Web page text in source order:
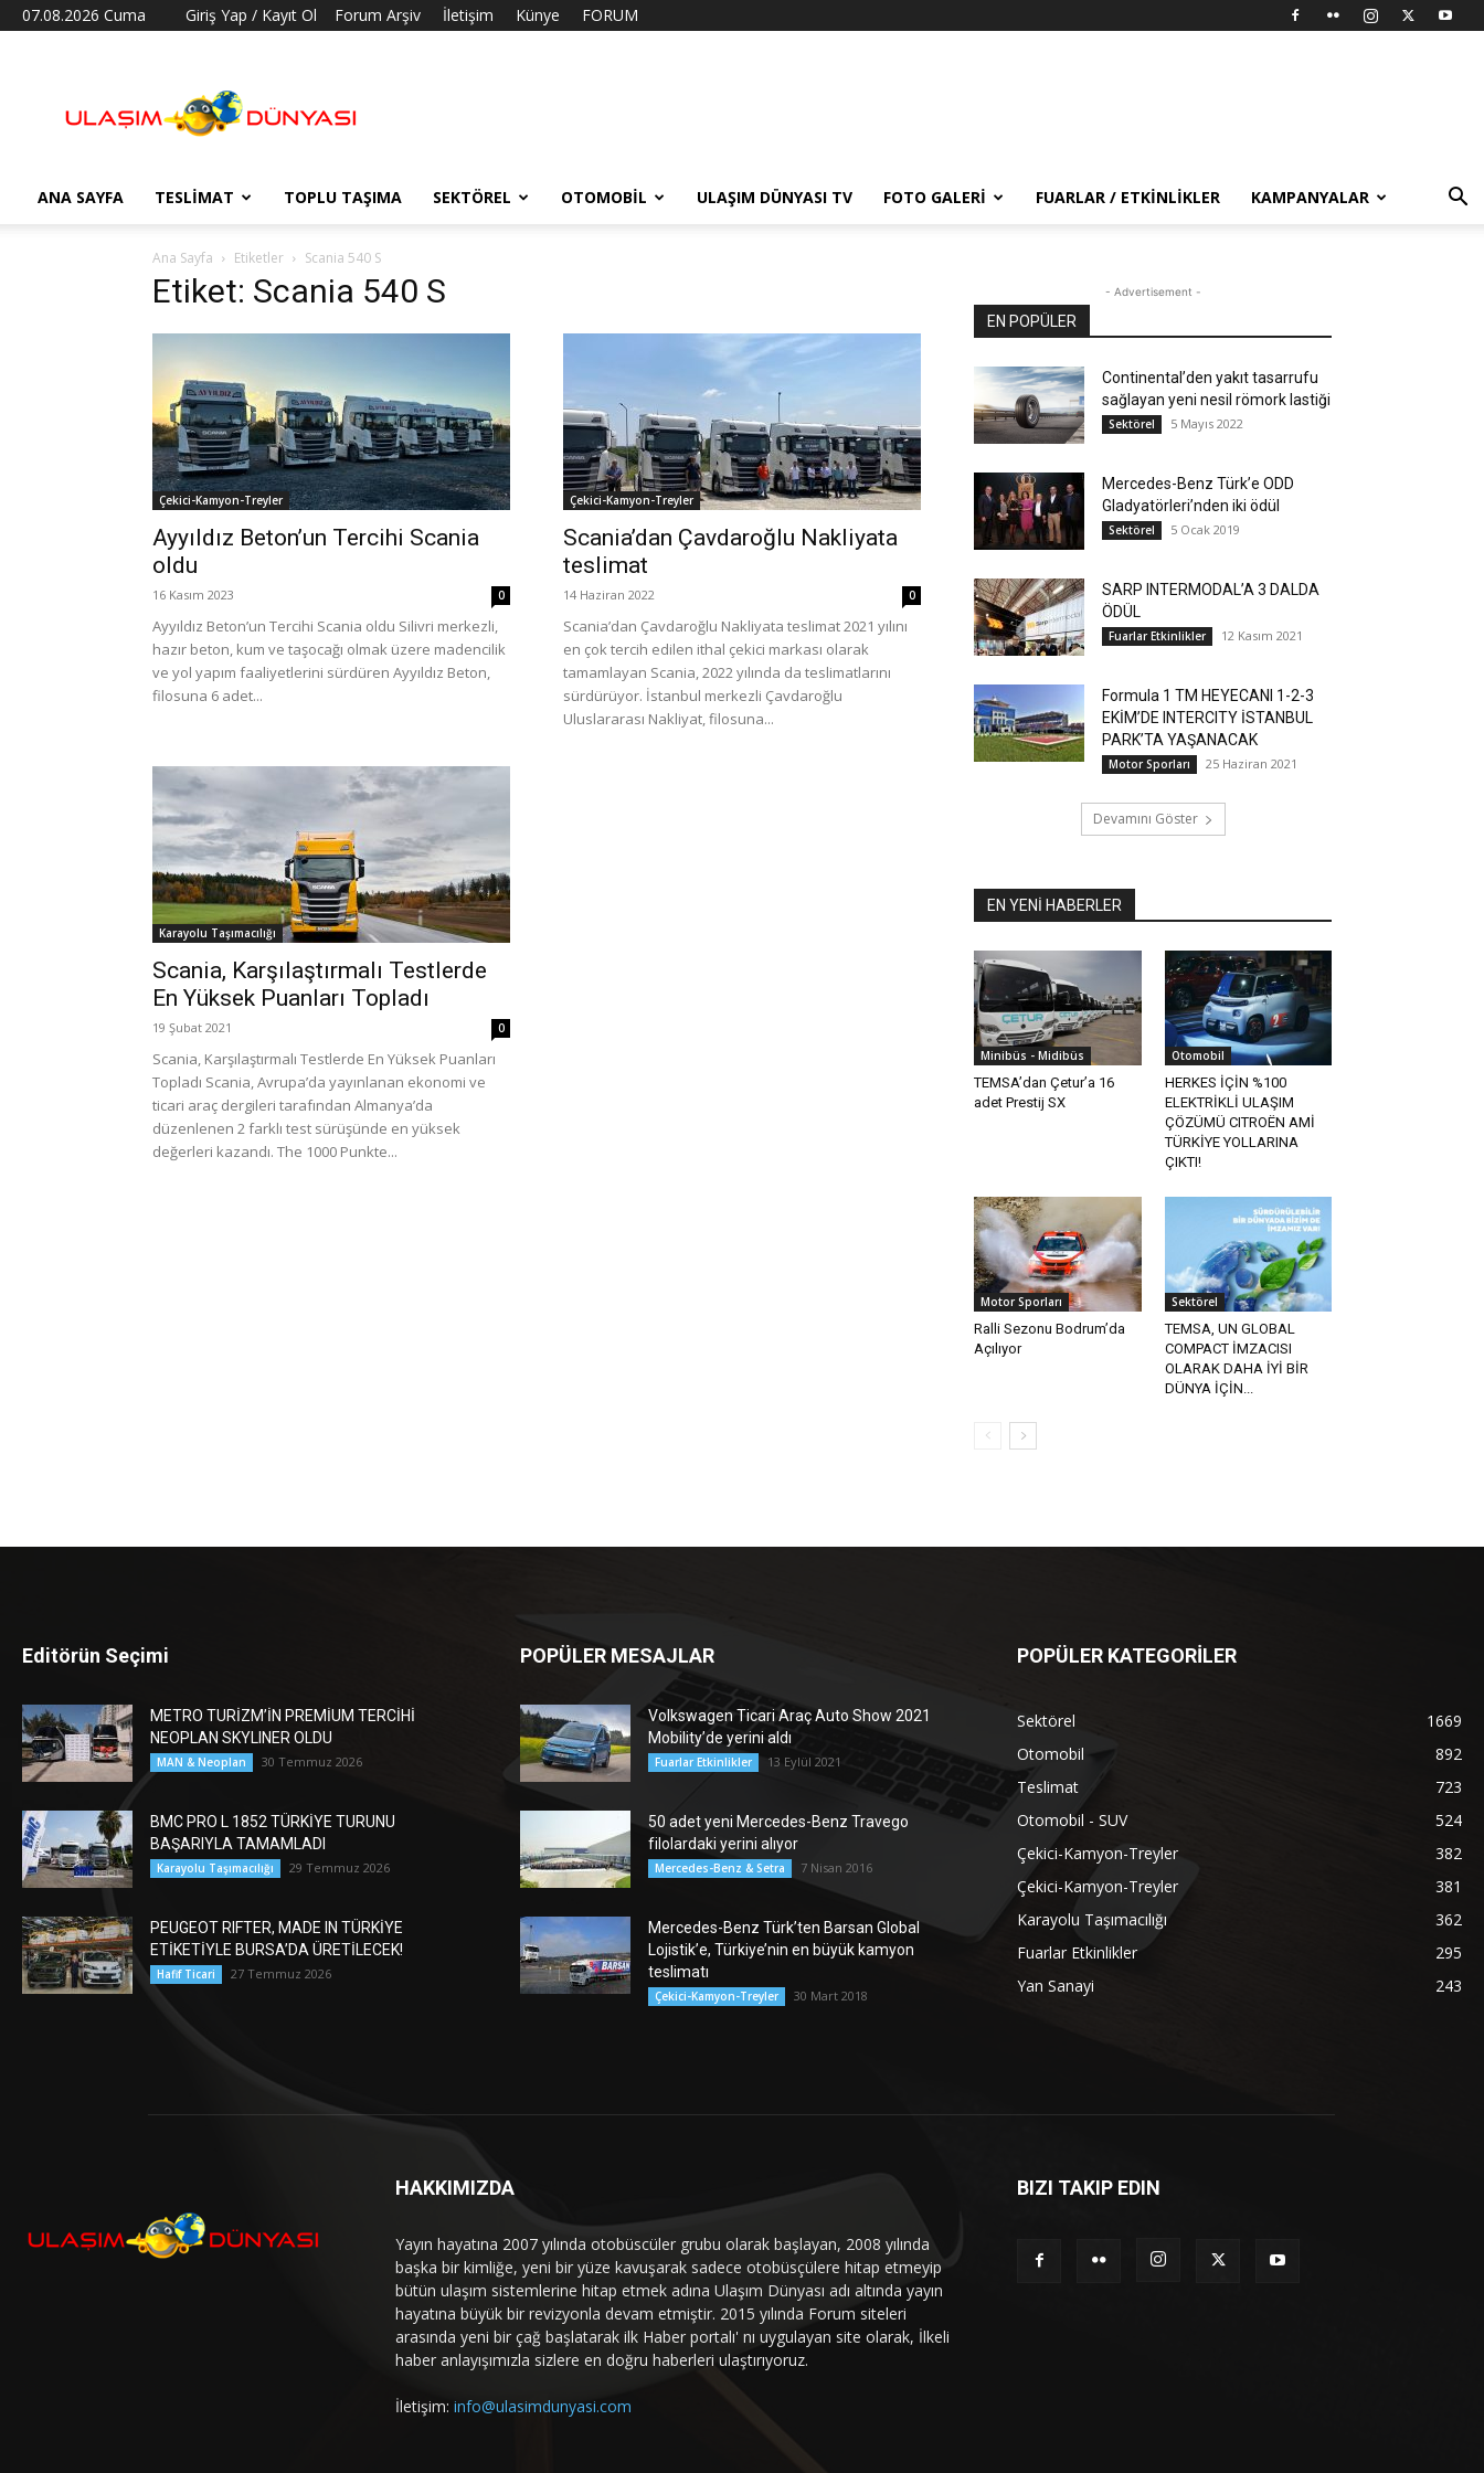
07.08.2026 Cuma Giriş Yap / Kayıt Ol Forum Arşiv İletişim Künye FORUM
Dünyası
ANA SAYFA TESLIMAT TOPLU TAŞIMA SEKTÖREL OTOMOBIL ULAŞIM DÜNYASI TV FOTO GALERI FUARLAR / ETKINLIKLER KAMPANYALAR
Ana Sayfa Etiketler Scania 540 S
Etiket: Scania 540 S
Çekici-Kamyon-Treyler
Ayyıldız Beton’un Tercihi Scania
oldu
16 Kasım 2023 0
Ayyıldız Beton’un Tercihi Scania oldu Silivri merkezli,
hazır beton, kum ve taşocağı olmak üzere madencilik
ve yol yapım faaliyetlerini sürdüren Ayyıldız Beton,
filosuna 6 adet...
Çekici-Kamyon-Treyler
Scania’dan Çavdaroğlu Nakliyata
teslimat
14 Haziran 2022 0
Scania’dan Çavdaroğlu Nakliyata teslimat 2021 yılını
en çok tercih edilen ithal çekici markası olarak
tamamlayan Scania, 2022 yılında da teslimatlarını
sürdürüyor. İstanbul merkezli Çavdaroğlu
Uluslararası Nakliyat, filosuna...
Karayolu Taşımacılığı
Scania, Karşılaştırmalı Testlerde
En Yüksek Puanları Topladı
19 Şubat 2021 0
Scania, Karşılaştırmalı Testlerde En Yüksek Puanları
Topladı Scania, Avrupa’da yayınlanan ekonomi ve
ticari araç dergileri tarafından Almanya’da
düzenlenen 2 farklı test sürüşünde en yüksek
değerleri kazandı. The 1000 Punkte...
- Advertisement -
EN POPÜLER
Continental’den yakıt tasarrufu
sağlayan yeni nesil römork lastiği
Sektörel 5 Mayıs 2022
Mercedes-Benz Türk’e ODD
Gladyatörleri’nden iki ödül
Sektörel 5 Ocak 2019
SARP INTERMODAL’A 3 DALDA
ÖDÜL
Fuarlar Etkinlikler 12 Kasım 2021
Formula 1 TM HEYECANI 1-2-3
EKİM’DE INTERCITY İSTANBUL
PARK’TA YAŞANACAK
Motor Sporları 25 Haziran 2021
Devamını Göster
EN YENİ HABERLER
Minibüs - Midibüs
TEMSA’dan Çetur’a 16
adet Prestij SX
Otomobil
HERKES İÇİN %100
ELEKTRİKLİ ULAŞIM
ÇÖZÜMÜ CITROËN AMİ
TÜRKİYE YOLLARINA
ÇIKTI!
Motor Sporları
Ralli Sezonu Bodrum’da
Açılıyor
Sektörel
TEMSA, UN GLOBAL
COMPACT İMZACISI
OLARAK DAHA İYİ BİR
DÜNYA İÇİN...
Editörün Seçimi
METRO TURİZM’İN PREMİUM TERCİHİ
NEOPLAN SKYLINER OLDU
MAN & Neoplan 30 Temmuz 2026
BMC PRO L 1852 TÜRKİYE TURUNU
BAŞARIYLA TAMAMLADI
Karayolu Taşımacılığı 29 Temmuz 2026
PEUGEOT RIFTER, MADE IN TÜRKİYE
ETİKETİYLE BURSA’DA ÜRETİLECEK!
Hafif Ticari 27 Temmuz 2026
POPÜLER MESAJLAR
Volkswagen Ticari Araç Auto Show 2021
Mobility’de yerini aldı
Fuarlar Etkinlikler 13 Eylül 2021
50 adet yeni Mercedes-Benz Travego
filolardaki yerini alıyor
Mercedes-Benz & Setra 7 Nisan 2016
Mercedes-Benz Türk’ten Barsan Global
Lojistik’e, Türkiye’nin en büyük kamyon
teslimatı
Çekici-Kamyon-Treyler 30 Mart 2018
POPÜLER KATEGORİLER
Sektörel
1669
Otomobil
892
Teslimat
723
Otomobil - SUV
524
Çekici-Kamyon-Treyler
382
Çekici-Kamyon-Treyler
381
Karayolu Taşımacılığı
362
Fuarlar Etkinlikler
295
Yan Sanayi
243
HAKKIMIZDA
Yayın hayatına 2007 yılında otobüscüler grubu olarak başlayan, 2008 yılında
başka bir kimliğe, yeni bir yüze kavuşarak sadece otobüsçülere hitap etmeyip
bütün ulaşım sistemlerine hitap etmek adına Ulaşım Dünyası adı altında yayın
hayatına büyük bir revizyonla devam etmiştir. 2015 yılında Forum siteleri
arasında yeni bir çağ başlatarak ilk Haber portalı' nı uygulayan site olarak, İlkeli
haber anlayışımızla sizlere en doğru haberleri ulaştırıyoruz.
İletişim: info@ulasimdunyasi.com
BIZI TAKIP EDIN